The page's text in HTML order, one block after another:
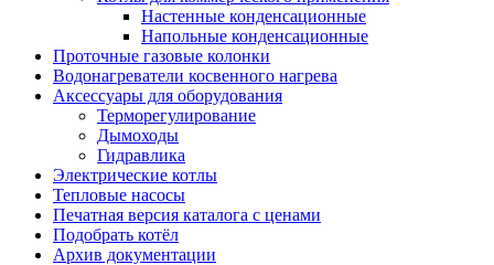
Настенные конденсационные
Напольные конденсационные
Проточные газовые колонки
Водонагреватели косвенного нагрева
Аксессуары для оборудования
Терморегулирование
Дымоходы
Гидравлика
Электрические котлы
Тепловые насосы
Печатная версия каталога с ценами
Подобрать котёл
Архив документации